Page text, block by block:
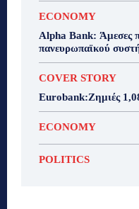
ECONOMY
Alpha Bank: Άμεσες
πανευρωπαϊκού
COVER STORY
Eurobank:Ζημιές
ECONOMY
POLITICS